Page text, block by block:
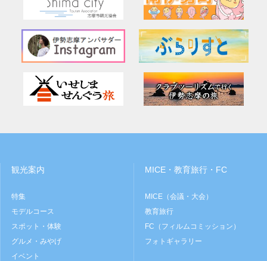
観光案内
特集
モデルコース
スポット・体験
グルメ・みやげ
イベント
MICE・教育旅行・FC
MICE（会議・大会）
教育旅行
FC（フィルムコミッション）
フォトギャラリー